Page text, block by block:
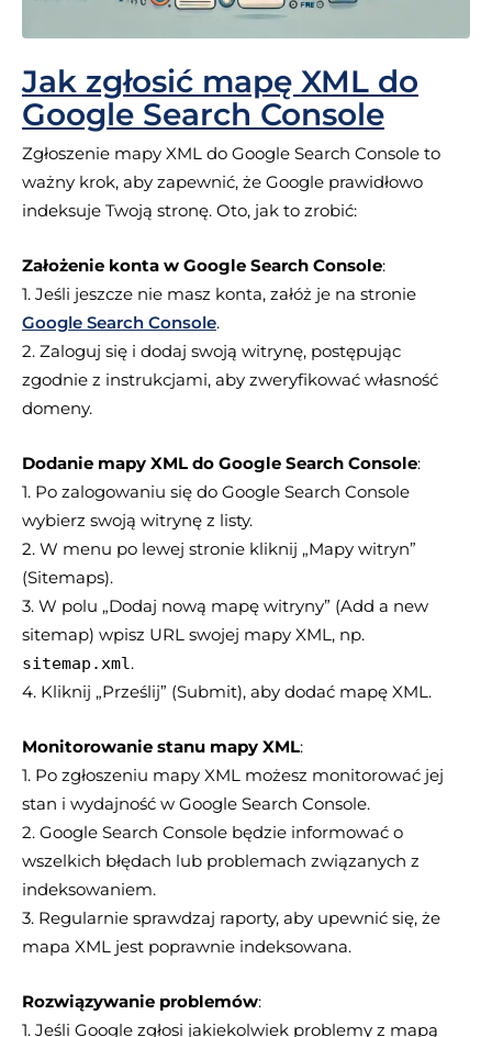
Jak zgłosić mapę XML do
Google Search Console
Zgłoszenie mapy XML do Google Search Console to
ważny krok, aby zapewnić, że Google prawidłowo
indeksuje Twoją stronę. Oto, jak to zrobić:
Założenie konta w Google Search Console:
1. Jeśli jeszcze nie masz konta, załóż je na stronie
Google Search Console.
2. Zaloguj się i dodaj swoją witrynę, postępując
zgodnie z instrukcjami, aby zweryfikować własność
domeny.
Dodanie mapy XML do Google Search Console:
1. Po zalogowaniu się do Google Search Console
wybierz swoją witrynę z listy.
2. W menu po lewej stronie kliknij „Mapy witryn”
(Sitemaps).
3. W polu „Dodaj nową mapę witryny” (Add a new
sitemap) wpisz URL swojej mapy XML, np.
sitemap.xml.
4. Kliknij „Prześlij” (Submit), aby dodać mapę XML.
Monitorowanie stanu mapy XML:
1. Po zgłoszeniu mapy XML możesz monitorować jej
stan i wydajność w Google Search Console.
2. Google Search Console będzie informować o
wszelkich błędach lub problemach związanych z
indeksowaniem.
3. Regularnie sprawdzaj raporty, aby upewnić się, że
mapa XML jest poprawnie indeksowana.
Rozwiązywanie problemów:
1. Jeśli Google zgłosi jakiekolwiek problemy z mapą